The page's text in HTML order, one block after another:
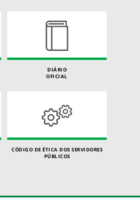
DIÁRIO
OFICIAL
CÓDIGO DE ÉTICA DOS SERVIDORES
PÚBLICOS